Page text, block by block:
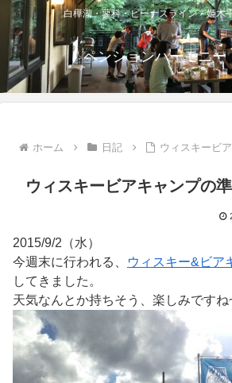
白樺湖・蓼科・ビーナスライン・姫木
ペンションハーモニー
ホーム 日記 ウィスキービ
ウィスキービアキャンプの
2015/9/2（水）
今週末に行われる、
ウィスキー&ビア
してきました。
天気なんとか持ちそう、楽しみですね~